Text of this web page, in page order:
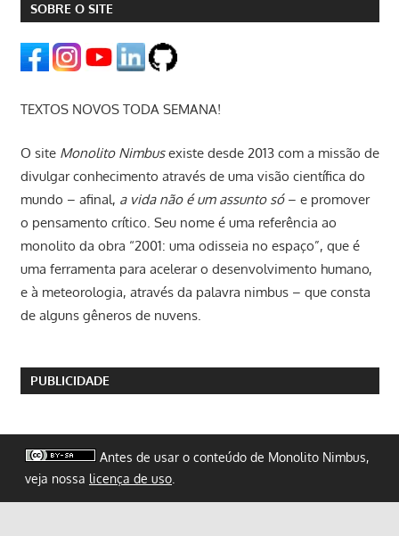
SOBRE O SITE
TEXTOS NOVOS TODA SEMANA!
O site Monolito Nimbusexiste desde 2013 com a missão de
divulgar conhecimento através de uma visão científica do
mundo – afinal, a vida não é um assunto só– e promover
o pensamento crítico. Seu nome é uma referência ao
monolito da obra “2001: uma odisseia no espaço”, que é
uma ferramenta para acelerar o desenvolvimento humano,
e à meteorologia, através da palavra nimbus – que consta
de alguns gêneros de nuvens.
PUBLICIDADE
Antes de usar o conteúdo de Monolito Nimbus,
veja nossa licença de uso